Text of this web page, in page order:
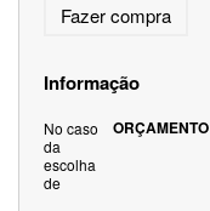
Fazer compra
Informação
No caso
da
escolha
de
ORÇAMENTO